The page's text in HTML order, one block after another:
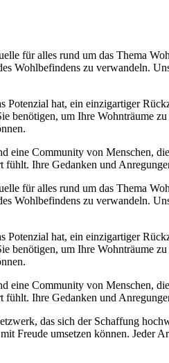
für alles rund um das Thema
Wohlbefindens zu verwandeln.
Potenzial hat, ein einzigartiger
benötigen, um Ihre Wohnträume
eine Community von Menschen,
Ihre Gedanken und
für alles rund um das Thema
Wohlbefindens zu verwandeln.
Potenzial hat, ein einzigartiger
benötigen, um Ihre Wohnträume
eine Community von Menschen,
Ihre Gedanken und
das sich der Schaffung
Freude umsetzen können. Jeder